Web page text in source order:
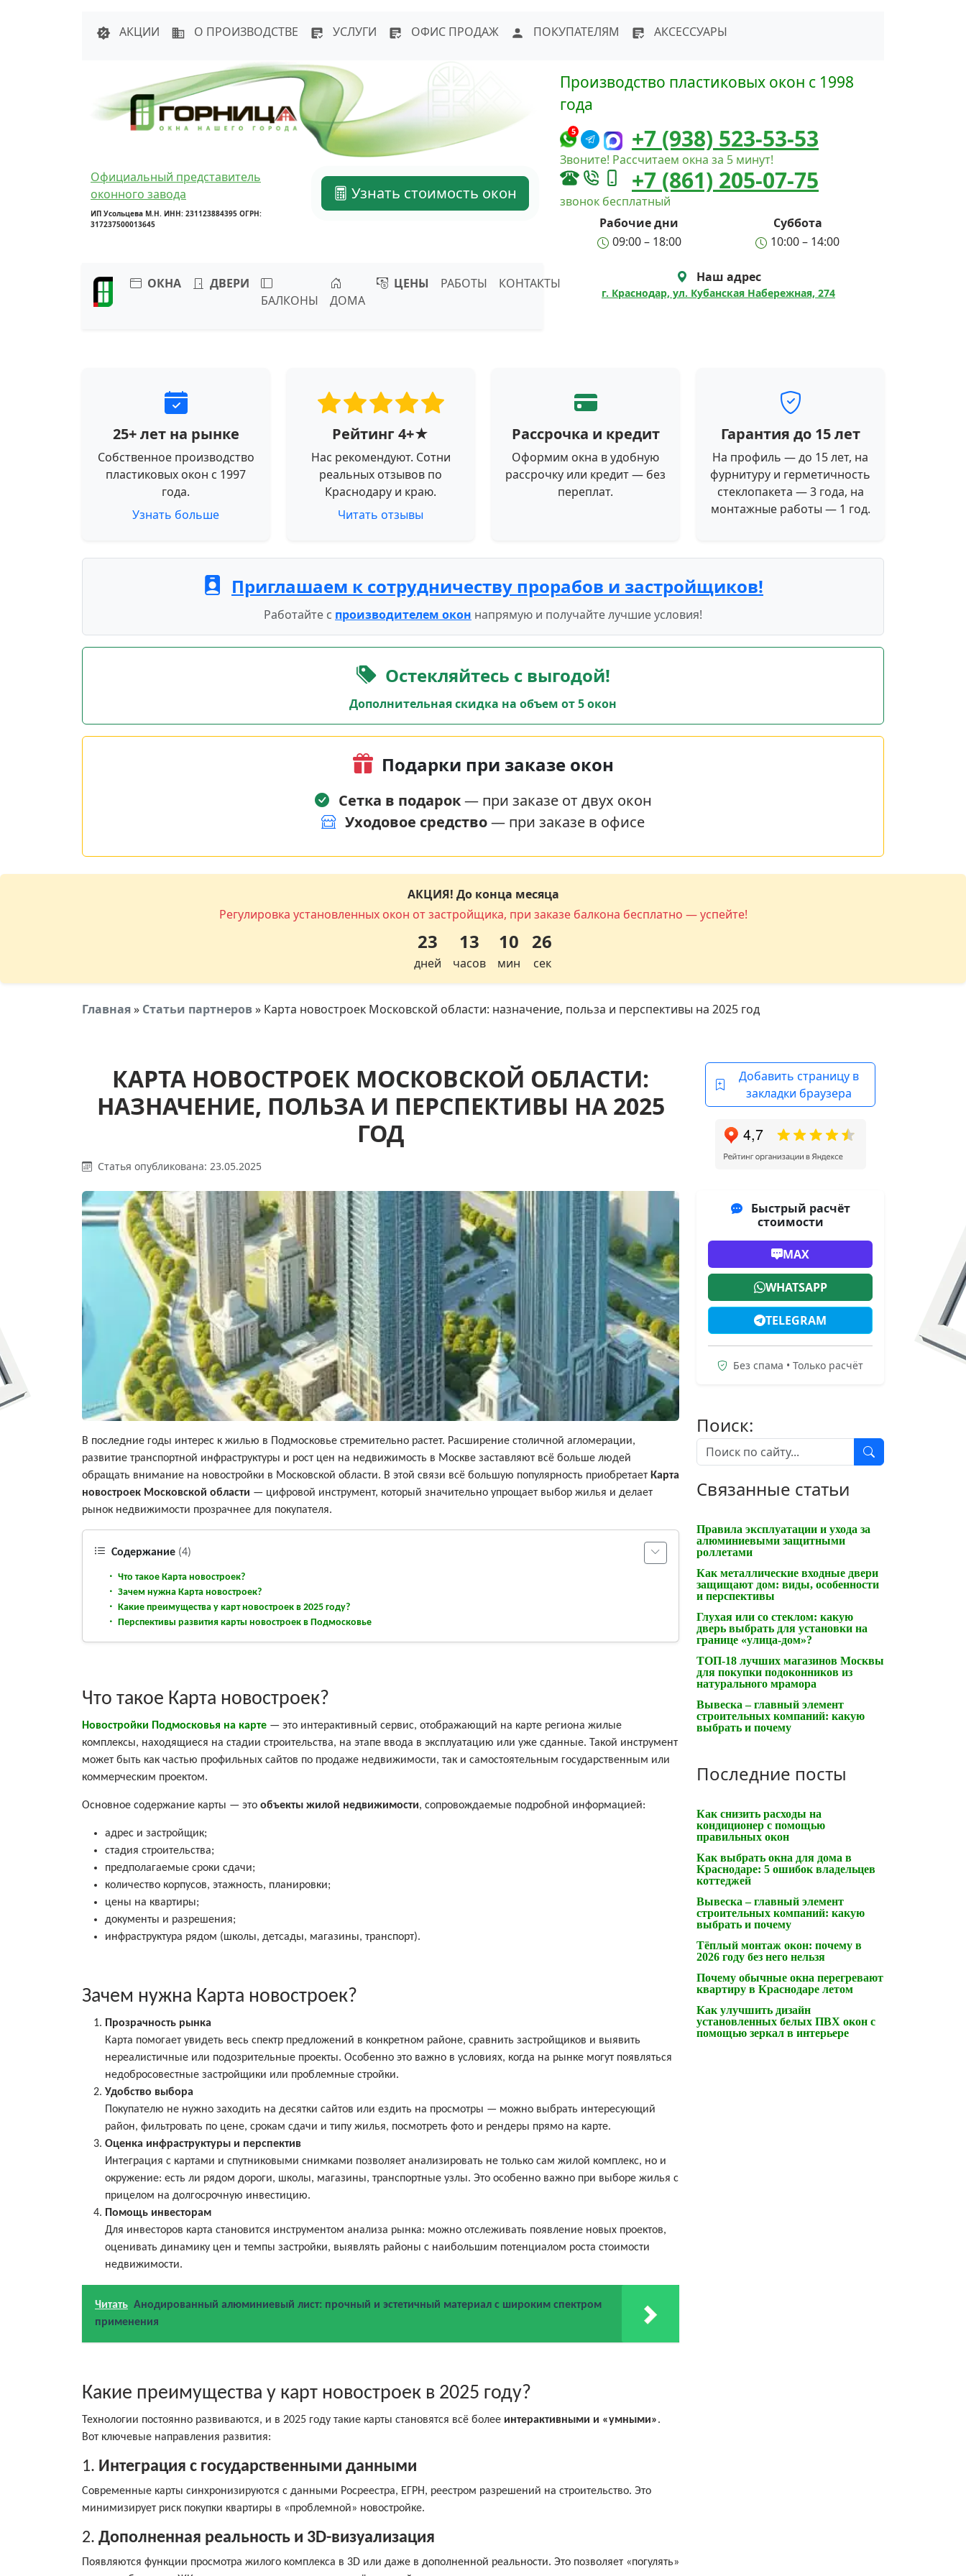
АКЦИИ
О ПРОИЗВОДСТВЕ УСЛУГИ ОФИС ПРОДАЖ ПОКУПАТЕЛЯМ АКСЕССУАРЫ
Официальный представитель
оконного завода
ИП Усольцева М.Н. ИНН: 231123884395 ОГРН:
317237500013645
Узнать стоимость окон
ОКНА
ДВЕРИ
БАЛКОНЫ
ДОМА
ЦЕНЫ РАБОТЫ КОНТАКТЫ
Производство пластиковых окон с 1998
года
5 +7 (938) 523-53-53
Звоните! Рассчитаем окна за 5 минут!
+7 (861) 205-07-75
звонок бесплатный
Рабочие дни
Суббота
09:00 – 18:00
10:00 – 14:00
Наш адрес
г. Краснодар, ул. Кубанская Набережная, 274
25+ лет на рынке
Собственное производство
пластиковых окон с 1997
года.
Узнать больше
Рейтинг 4+★
Нас рекомендуют. Сотни
реальных отзывов по
Краснодару и краю.
Читать отзывы
Рассрочка и кредит
Оформим окна в удобную
рассрочку или кредит — без
переплат.
Гарантия до 15 лет
На профиль — до 15 лет, на
фурнитуру и герметичность
стеклопакета — 3 года, на
монтажные работы — 1 год.
Приглашаем к сотрудничеству прорабов и застройщиков!
Работайте с производителем окон напрямую и получайте лучшие условия!
Остекляйтесь с выгодой!
Дополнительная скидка на объем от 5 окон
Подарки при заказе окон
Сетка в подарок— при заказе от двух окон
Уходовое средство— при заказе в офисе
АКЦИЯ! До конца месяца
Регулировка установленных окон от застройщика, при заказе балкона бесплатно — успейте!
23
дней
13
часов
10
мин
25
сек
Главная» Статьи партнеров» Карта новостроек Московской области: назначение, польза и перспективы на 2025 год
КАРТА НОВОСТРОЕК МОСКОВСКОЙ ОБЛАСТИ:
НАЗНАЧЕНИЕ, ПОЛЬЗА И ПЕРСПЕКТИВЫ НА 2025
ГОД
Статья опубликована: 23.05.2025
В последние годы интерес к жилью в Подмосковье стремительно растет. Расширение столичной агломерации,
развитие транспортной инфраструктуры и рост цен на недвижимость в Москве заставляют всё больше людей
обращать внимание на новостройки в Московской области. В этой связи всё большую популярность приобретает Карта
новостроек Московской области — цифровой инструмент, который значительно упрощает выбор жилья и делает
рынок недвижимости прозрачнее для покупателя.
Содержание (4)
Что такое Карта новостроек?
Зачем нужна Карта новостроек?
Какие преимущества у карт новостроек в 2025 году?
Перспективы развития карты новостроек в Подмосковье
Что такое Карта новостроек?
Новостройки Подмосковья на карте — это интерактивный сервис, отображающий на карте региона жилые
комплексы, находящиеся на стадии строительства, на этапе ввода в эксплуатацию или уже сданные. Такой инструмент
может быть как частью профильных сайтов по продаже недвижимости, так и самостоятельным государственным или
коммерческим проектом.
Основное содержание карты — это объекты жилой недвижимости, сопровождаемые подробной информацией:
адрес и застройщик;
стадия строительства;
предполагаемые сроки сдачи;
количество корпусов, этажность, планировки;
цены на квартиры;
документы и разрешения;
инфраструктура рядом (школы, детсады, магазины, транспорт).
Зачем нужна Карта новостроек?
Прозрачность рынка
Карта помогает увидеть весь спектр предложений в конкретном районе, сравнить застройщиков и выявить
нереалистичные или подозрительные проекты. Особенно это важно в условиях, когда на рынке могут появляться
недобросовестные застройщики или проблемные стройки.
Удобство выбора
Покупателю не нужно заходить на десятки сайтов или ездить на просмотры — можно выбрать интересующий
район, фильтровать по цене, срокам сдачи и типу жилья, посмотреть фото и рендеры прямо на карте.
Оценка инфраструктуры и перспектив
Интеграция с картами и спутниковыми снимками позволяет анализировать не только сам жилой комплекс, но и
окружение: есть ли рядом дороги, школы, магазины, транспортные узлы. Это особенно важно при выборе жилья с
прицелом на долгосрочную инвестицию.
Помощь инвесторам
Для инвесторов карта становится инструментом анализа рынка: можно отслеживать появление новых проектов,
оценивать динамику цен и темпы застройки, выявлять районы с наибольшим потенциалом роста стоимости
недвижимости.
Читать Анодированный алюминиевый лист: прочный и эстетичный материал с широким спектром
применения
Какие преимущества у карт новостроек в 2025 году?
Технологии постоянно развиваются, и в 2025 году такие карты становятся всё более интерактивными и «умными».
Вот ключевые направления развития:
1. Интеграция с государственными данными
Современные карты синхронизируются с данными Росреестра, ЕГРН, реестром разрешений на строительство. Это
минимизирует риск покупки квартиры в «проблемной» новостройке.
2. Дополненная реальность и 3D-визуализация
Появляются функции просмотра жилого комплекса в 3D или даже в дополненной реальности. Это позволяет «погулять»
Добавить страницу в
закладки браузера
Быстрый расчёт
стоимости
MAX
WHATSAPP
TELEGRAM
Без спама • Только расчёт
Поиск:
Связанные статьи
Правила эксплуатации и ухода за
алюминиевыми защитными
роллетами
Как металлические входные двери
защищают дом: виды, особенности
и перспективы
Глухая или со стеклом: какую
дверь выбрать для установки на
границе «улица-дом»?
ТОП-18 лучших магазинов Москвы
для покупки подоконников из
натурального мрамора
Вывеска – главный элемент
строительных компаний: какую
выбрать и почему
Последние посты
Как снизить расходы на
кондиционер с помощью
правильных окон
Как выбрать окна для дома в
Краснодаре: 5 ошибок владельцев
коттеджей
Вывеска – главный элемент
строительных компаний: какую
выбрать и почему
Тёплый монтаж окон: почему в
2026 году без него нельзя
Почему обычные окна перегревают
квартиру в Краснодаре летом
Как улучшить дизайн
установленных белых ПВХ окон с
помощью зеркал в интерьере